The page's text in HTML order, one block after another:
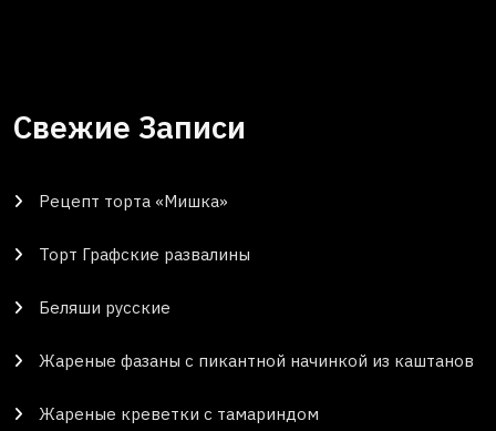
Свежие Записи
Рецепт торта «Мишка»
Торт Графские развалины
Беляши русские
Жареные фазаны с пикантной начинкой из каштанов
Жареные креветки с тамариндом